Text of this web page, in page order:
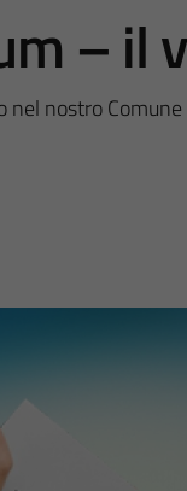
– il
nel nostro Comune